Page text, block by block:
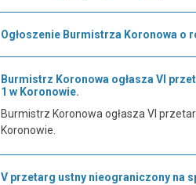
Ogłoszenie Burmistrza Koronowa o
Burmistrz Koronowa ogłasza VI
1 w Koronowie.
Burmistrz Koronowa ogłasza VI
Koronowie.
V przetarg ustny nieograniczony na